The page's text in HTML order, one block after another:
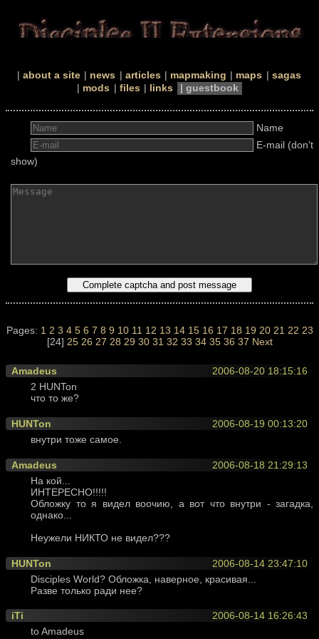
about a site news articles mapmaking maps
sagas
mods
files links guestbook
Name
E-mail (don't
show)
Pages: 1 2 3 4 5 6 7 8 9 10 11 12 13 14 15 16 17 18 19 20 21 22 23
[24] 25 26 27 28 29 30 31 32 33 34 35 36 37 Next
2006-08-20 18:15:16
Amadeus
2 HUNTon
что то же?
2006-08-19 00:13:20
HUNTon
внутри тоже самое.
2006-08-18 21:29:13
Amadeus
На кой...
ИНТЕРЕСНО!!!!!
Обложку то я видел воочию, а вот что внутри - загадка,
однако...
Неужели НИКТО не видел???
2006-08-14 23:47:10
HUNTon
Disciples World? Обложка, наверное, красивая...
Разве только ради нее?
2006-08-14 16:26:43
iTi
to Amadeus